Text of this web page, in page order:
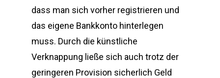
dass man sich vorher registrieren und
das eigene Bankkonto hinterlegen
muss. Durch die künstliche
Verknappung ließe sich auch trotz der
geringeren Provision sicherlich Geld